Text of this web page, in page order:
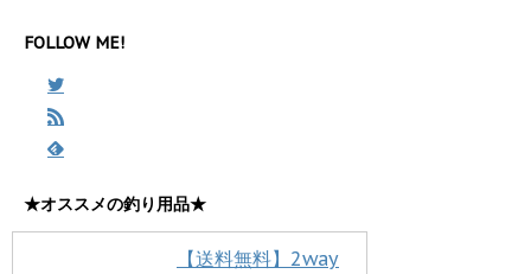
FOLLOW ME!
★オススメの釣り用品★
【送料無料】2way